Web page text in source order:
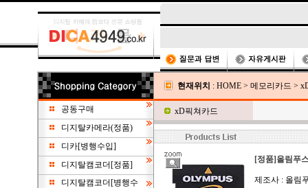
공동구매
디지탈카메라(정품)
디카[병행수입]
디지탈캠코더[정품]
디지탈캠코더[병행수
현재위치 : HOME > 메모리카드 >
xD픽쳐카드
[정품]올림푸
제조사 : 올림